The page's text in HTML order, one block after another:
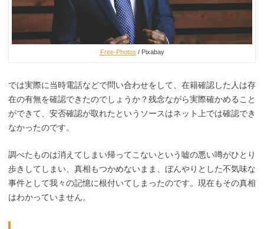
Free-Photos / Pixabay
では実際に当時電話などで問い合わせをして、在籍確認した人は存
在の有無を確認できたのでしょうか？残念ながら実際確かめること
ができて、安否確認が取れたというソースはネット上では確認でき
なかったのです。
調べたものは消えてしまい帰ってこないという嘘の悪い噂がひとり
歩きしてしまい、真相もつかめないまま、ぼんやりとした不気味な
事件として我々の記憶に根付いてしまったのです。現在もその真相
はわかっていません。